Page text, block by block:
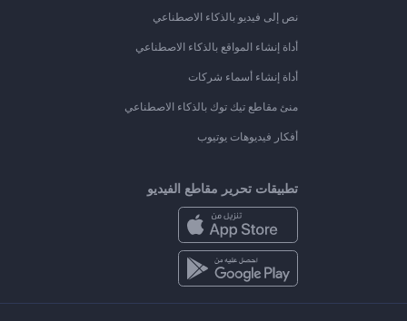
نص إلى فيديو بالذكاء الاصطناعي
أداة إنشاء المواقع بالذكاء الاصطناعي
أداة إنشاء أسماء شركات
منئ مقاطع تيك توك بالذكاء الاصطناعي
أفكار فيديوهات يوتيوب
تطبيقات تحرير مقاطع الفيديو